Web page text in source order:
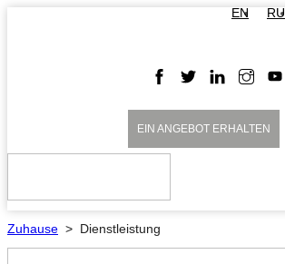
EN RU
EIN ANGEBOT ERHALTEN
Zuhause > Dienstleistung